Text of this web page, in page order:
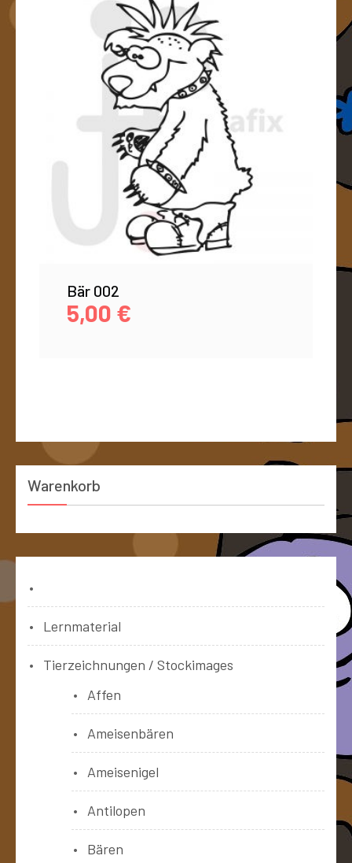
Bär 002
5,00 €
Warenkorb
Lernmaterial
Tierzeichnungen / Stockimages
Affen
Ameisenbären
Ameisenigel
Antilopen
Bären